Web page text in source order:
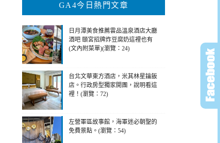
GA4今日熱門文章
日月潭美食推薦雲品溫泉酒店大廳
酒吧 頤宮招牌炸豆腐奶這裡也有
(文內附菜單)(瀏覽：24)
台北文華東方酒店，米其林星鑰飯
店。行政房型獨家開團，說明看這
裡！(瀏覽：72)
左營軍區故事館，海軍迷必朝聖的
免費景點。(瀏覽：54)